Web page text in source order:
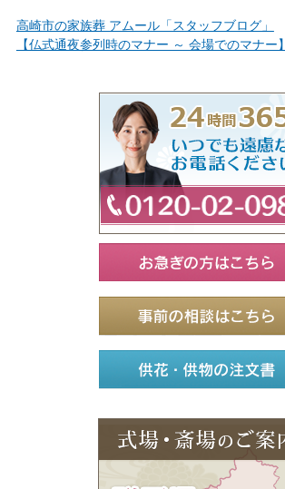
高崎市の家族葬 アムール「スタッフブログ」
【仏式通夜参列時のマナー ～ 会場でのマナー】